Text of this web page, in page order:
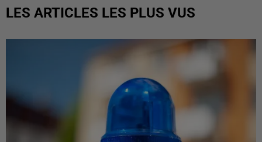
LES ARTICLES LES PLUS VUS